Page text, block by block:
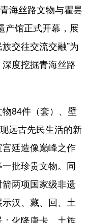
海丝路文物与瞿昙
产馆正式开幕，展
交往交流交融”为
度挖掘青海丝路
84件（套）、壁
远古先民生活的新
廷造像巅峰之作
批珍贵文物。同
两项国家级非遗
汉、藏、回、土
化隆唐卡、土族